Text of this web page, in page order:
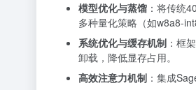
模型优化与蒸馏 ：将传统
多种量化策略（如w8a8-
系统优化与缓存机制 ：框
卸载，降低显存占用。
高效注意力机制 ：集成